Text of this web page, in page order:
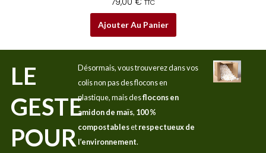
TTC
Ajouter Au Panier
LE
GESTE
POUR
Désormais, vous trouverez dans vos
colis non pas des flocons en
plastique, mais desflocons en
amidon de maïs, 100 %
compostablesetrespectueux de
l’environnement.